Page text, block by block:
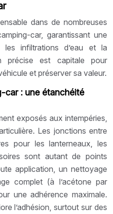
dans de nombreuses
car, garantissant une
les infiltrations d’eau et la
précise est capitale pour
et préserver sa valeur.
car : une étanchéité
exposés aux intempéries,
Les jonctions entre
pour les lanterneaux, les
sont autant de points
application, un nettoyage
complet (à l’acétone par
une adhérence maximale.
l’adhésion, surtout sur des